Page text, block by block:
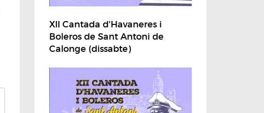
XII Cantada d'Havaneres i
Boleros de Sant Antoni de
Calonge (dissabte)